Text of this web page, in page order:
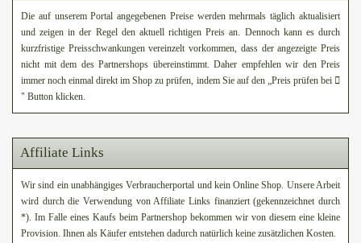
Die auf unserem Portal angegebenen Preise werden mehrmals täglich aktualisiert
und zeigen in der Regel den aktuell richtigen Preis an. Dennoch kann es durch
kurzfristige Preisschwankungen vereinzelt vorkommen, dass der angezeigte Preis
nicht mit dem des Partnershops übereinstimmt. Daher empfehlen wir den Preis
immer noch einmal direkt im Shop zu prüfen, indem Sie auf den „Preis prüfen bei
" Button klicken.
Affiliate Links
Wir sind ein unabhängiges Verbraucherportal und kein Online Shop. Unsere Arbeit
wird durch die Verwendung von Affiliate Links finanziert (gekennzeichnet durch
*). Im Falle eines Kaufs beim Partnershop bekommen wir von diesem eine kleine
Provision. Ihnen als Käufer entstehen dadurch natürlich keine zusätzlichen Kosten.